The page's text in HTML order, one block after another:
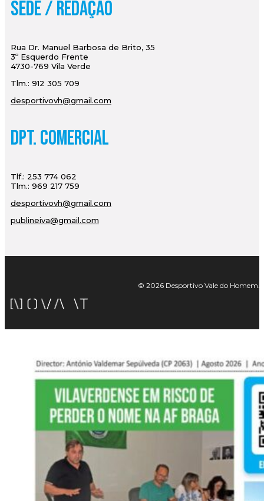
Sede / Redação
Rua Dr. Manuel Barbosa de Brito, 35
3º Esquerdo Frente
4730-769 Vila Verde
Tlm.: 912 305 709
desportivovh@gmail.com
Dpt. Comercial
Tlf.: 253 774 062
Tlm.: 969 217 759
desportivovh@gmail.com
publineiva@gmail.com
© 2026 Desportivo Vale do Homem.